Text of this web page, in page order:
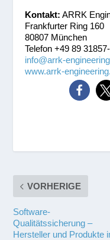
Kontakt: ARRK
Frankfurter Ring 160
80807 München
Telefon +49 89
info@arrk-
www.arrk-
VORHERIGE
Software-
Qualitätssicherung –
Hersteller und Produkte